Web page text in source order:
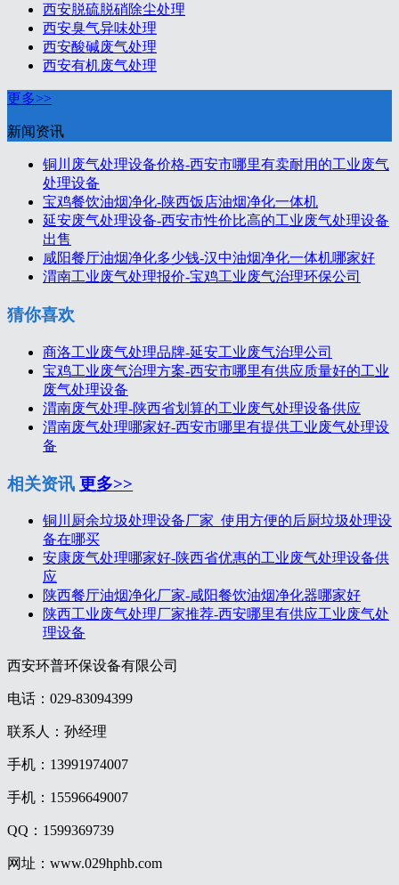
西安脱硫脱硝除尘处理
西安臭气异味处理
西安酸碱废气处理
西安有机废气处理
更多>>
新闻资讯
铜川废气处理设备价格-西安市哪里有卖耐用的工业废气
处理设备
宝鸡餐饮油烟净化-陕西饭店油烟净化一体机
延安废气处理设备-西安市性价比高的工业废气处理设备
出售
咸阳餐厅油烟净化多少钱-汉中油烟净化一体机哪家好
渭南工业废气处理报价-宝鸡工业废气治理环保公司
猜你喜欢
商洛工业废气处理品牌-延安工业废气治理公司
宝鸡工业废气治理方案-西安市哪里有供应质量好的工业
废气处理设备
渭南废气处理-陕西省划算的工业废气处理设备供应
渭南废气处理哪家好-西安市哪里有提供工业废气处理设
备
相关资讯 更多>>
铜川厨余垃圾处理设备厂家_使用方便的后厨垃圾处理设
备在哪买
安康废气处理哪家好-陕西省优惠的工业废气处理设备供
应
陕西餐厅油烟净化厂家-咸阳餐饮油烟净化器哪家好
陕西工业废气处理厂家推荐-西安哪里有供应工业废气处
理设备
西安环普环保设备有限公司
电话：029-83094399
联系人：孙经理
手机：13991974007
手机：15596649007
QQ：1599369739
网址：www.029hphb.com